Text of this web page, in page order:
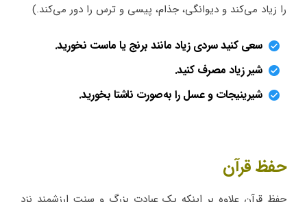
را زیاد می‌کند و دیوانگی، جذام، پیسی و ترس را دور می‌کند.)
سعی کنید سردی زیاد مانند برنج یا ماست نخورید.
شیر زیاد مصرف کنید.
شیرینیجات و عسل را به‌صورت ناشتا بخورید.
حفظ قرآن